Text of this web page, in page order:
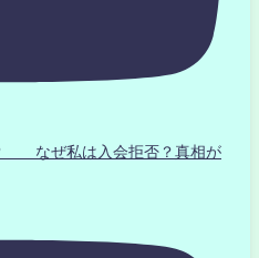
なぜ私は入会拒否？真相が